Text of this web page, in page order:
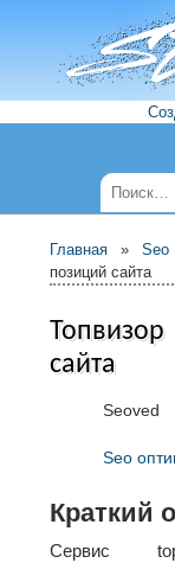
Главная »Seo
позиций сайта
сайта
Seoved
Seo
Краткий
Сервис